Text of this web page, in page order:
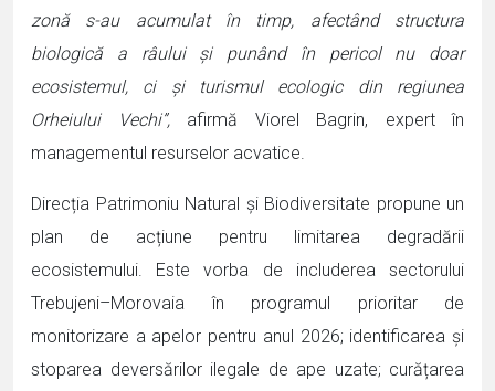
zonă s-au acumulat în timp, afectând structura
biologică a râului și punând în pericol nu doar
ecosistemul, ci și turismul ecologic din regiunea
Orheiului Vechi”, afirmă Viorel Bagrin, expert în
managementul resurselor acvatice.
Direcția Patrimoniu Natural și Biodiversitate propune un
plan de acțiune pentru limitarea degradării
ecosistemului. Este vorba de includerea sectorului
Trebujeni–Morovaia în programul prioritar de
monitorizare a apelor pentru anul 2026; identificarea și
stoparea deversărilor ilegale de ape uzate; curățarea